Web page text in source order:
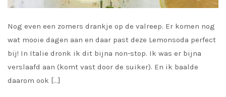
Nog even een zomers drankje op de valreep. Er komen nog
wat mooie dagen aan en daar past deze Lemonsoda perfect
bij! In Italie dronk ik dit bijna non-stop. Ik was er bijna
verslaafd aan (komt vast door de suiker). En ik baalde
daarom ook […]